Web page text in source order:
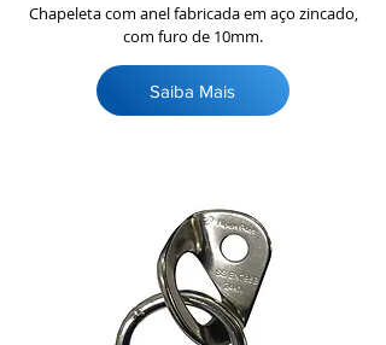
Chapeleta com anel fabricada em aço zincado,
com furo de 10mm.
Saiba Mais